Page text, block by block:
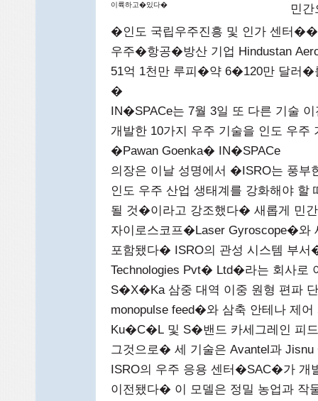
민
�인도 국립우주진흥 및 인가 센터
우주�항공�방산 기업 Hindustan
51억 1천만 루피�약 6�120만 달러�
�
IN�SPACe는 7월 3일 또 다른 기술
개발한 10가지 우주 기술을 인도 우
�Pawan Goenka� IN�SPACe
의장은 이날 성명에서 �ISRO는 풍
인도 우주 산업 생태계를 강화해야
될 것�이라고 강조했다� 새롭게 민
자이로스코프�Laser Gyroscope�와
포함됐다� ISRO의 관성 시스템 부
Technologies Pvt� Ltd�라는 회사로
S�X�Ka 삼중 대역 이중 원형 편파
monopulse feed�와 삼축 안테나 제
Ku�C�L 및 S�밴드 카세그레인 피
그것으로� 세 기술은 Avantel과
ISRO의 우주 응용 센터�SAC�가 개
이전됐다� 이 모델은 정밀 농업과 작
이륙하고�있다�